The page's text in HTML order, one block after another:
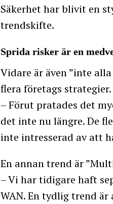
Säkerhet har blivit en
trendskifte.
Sprida risker är en
Vidare är även ”inte
flera företags strategier.
– Förut pratades det
det inte nu längre. De
inte intresserad av att
En annan trend är
– Vi har tidigare haft
WAN. En tydlig trend